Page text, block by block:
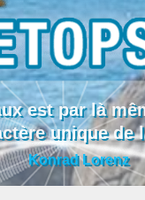
est par là
unique de
Konrad Lorenz